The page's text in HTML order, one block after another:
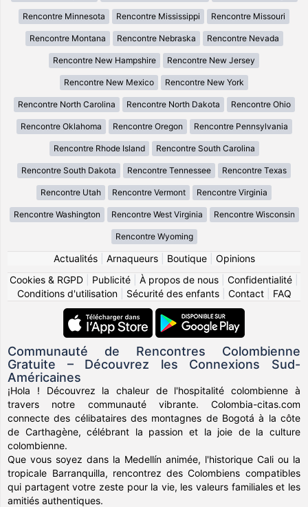
Rencontre Minnesota Rencontre Mississippi Rencontre Missouri
Rencontre Montana Rencontre Nebraska Rencontre Nevada
Rencontre New Hampshire Rencontre New Jersey
Rencontre New Mexico Rencontre New York
Rencontre North Carolina Rencontre North Dakota Rencontre Ohio
Rencontre Oklahoma Rencontre Oregon Rencontre Pennsylvania
Rencontre Rhode Island Rencontre South Carolina
Rencontre South Dakota Rencontre Tennessee Rencontre Texas
Rencontre Utah Rencontre Vermont Rencontre Virginia
Rencontre Washington Rencontre West Virginia Rencontre Wisconsin
Rencontre Wyoming
Actualités| Arnaqueurs| Boutique| Opinions
Cookies & RGPD
Publicité À propos de nous Confidentialité
Conditions d'utilisation| Sécurité des enfants| Contact| FAQ
Communauté de Rencontres Colombienne
Gratuite – Découvrez les Connexions Sud-
Américaines
¡Hola ! Découvrez la chaleur de l'hospitalité colombienne à
travers notre communauté vibrante. Colombia-citas.com
connecte des célibataires des montagnes de Bogotá à la côte
de Carthagène, célébrant la passion et la joie de la culture
colombienne.
Que vous soyez dans la Medellín animée, l'historique Cali ou la
tropicale Barranquilla, rencontrez des Colombiens compatibles
qui partagent votre zeste pour la vie, les valeurs familiales et les
amitiés authentiques.